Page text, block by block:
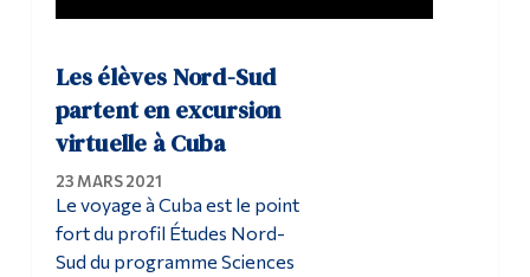
Les élèves Nord-Sud
partent en excursion
virtuelle à Cuba
23 MARS 2021
Le voyage à Cuba est le point
fort du profil Études Nord-
Sud du programme Sciences